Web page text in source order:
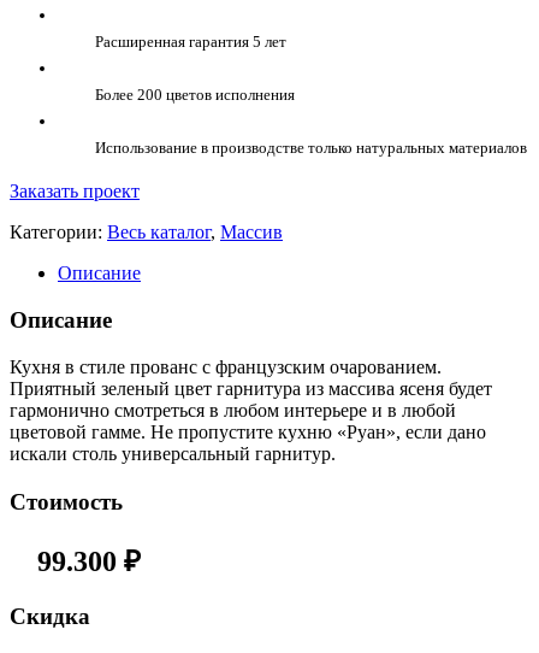
Расширенная гарантия 5 лет
Более 200 цветов исполнения
Использование в производстве только натуральных материалов
Заказать проект
Категории: Весь каталог, Массив
Описание
Описание
Кухня в стиле прованс с французским очарованием.
Приятный зеленый цвет гарнитура из массива ясеня будет
гармонично смотреться в любом интерьере и в любой
цветовой гамме. Не пропустите кухню «Руан», если дано
искали столь универсальный гарнитур.
Стоимость
99.300₽
Cкидка